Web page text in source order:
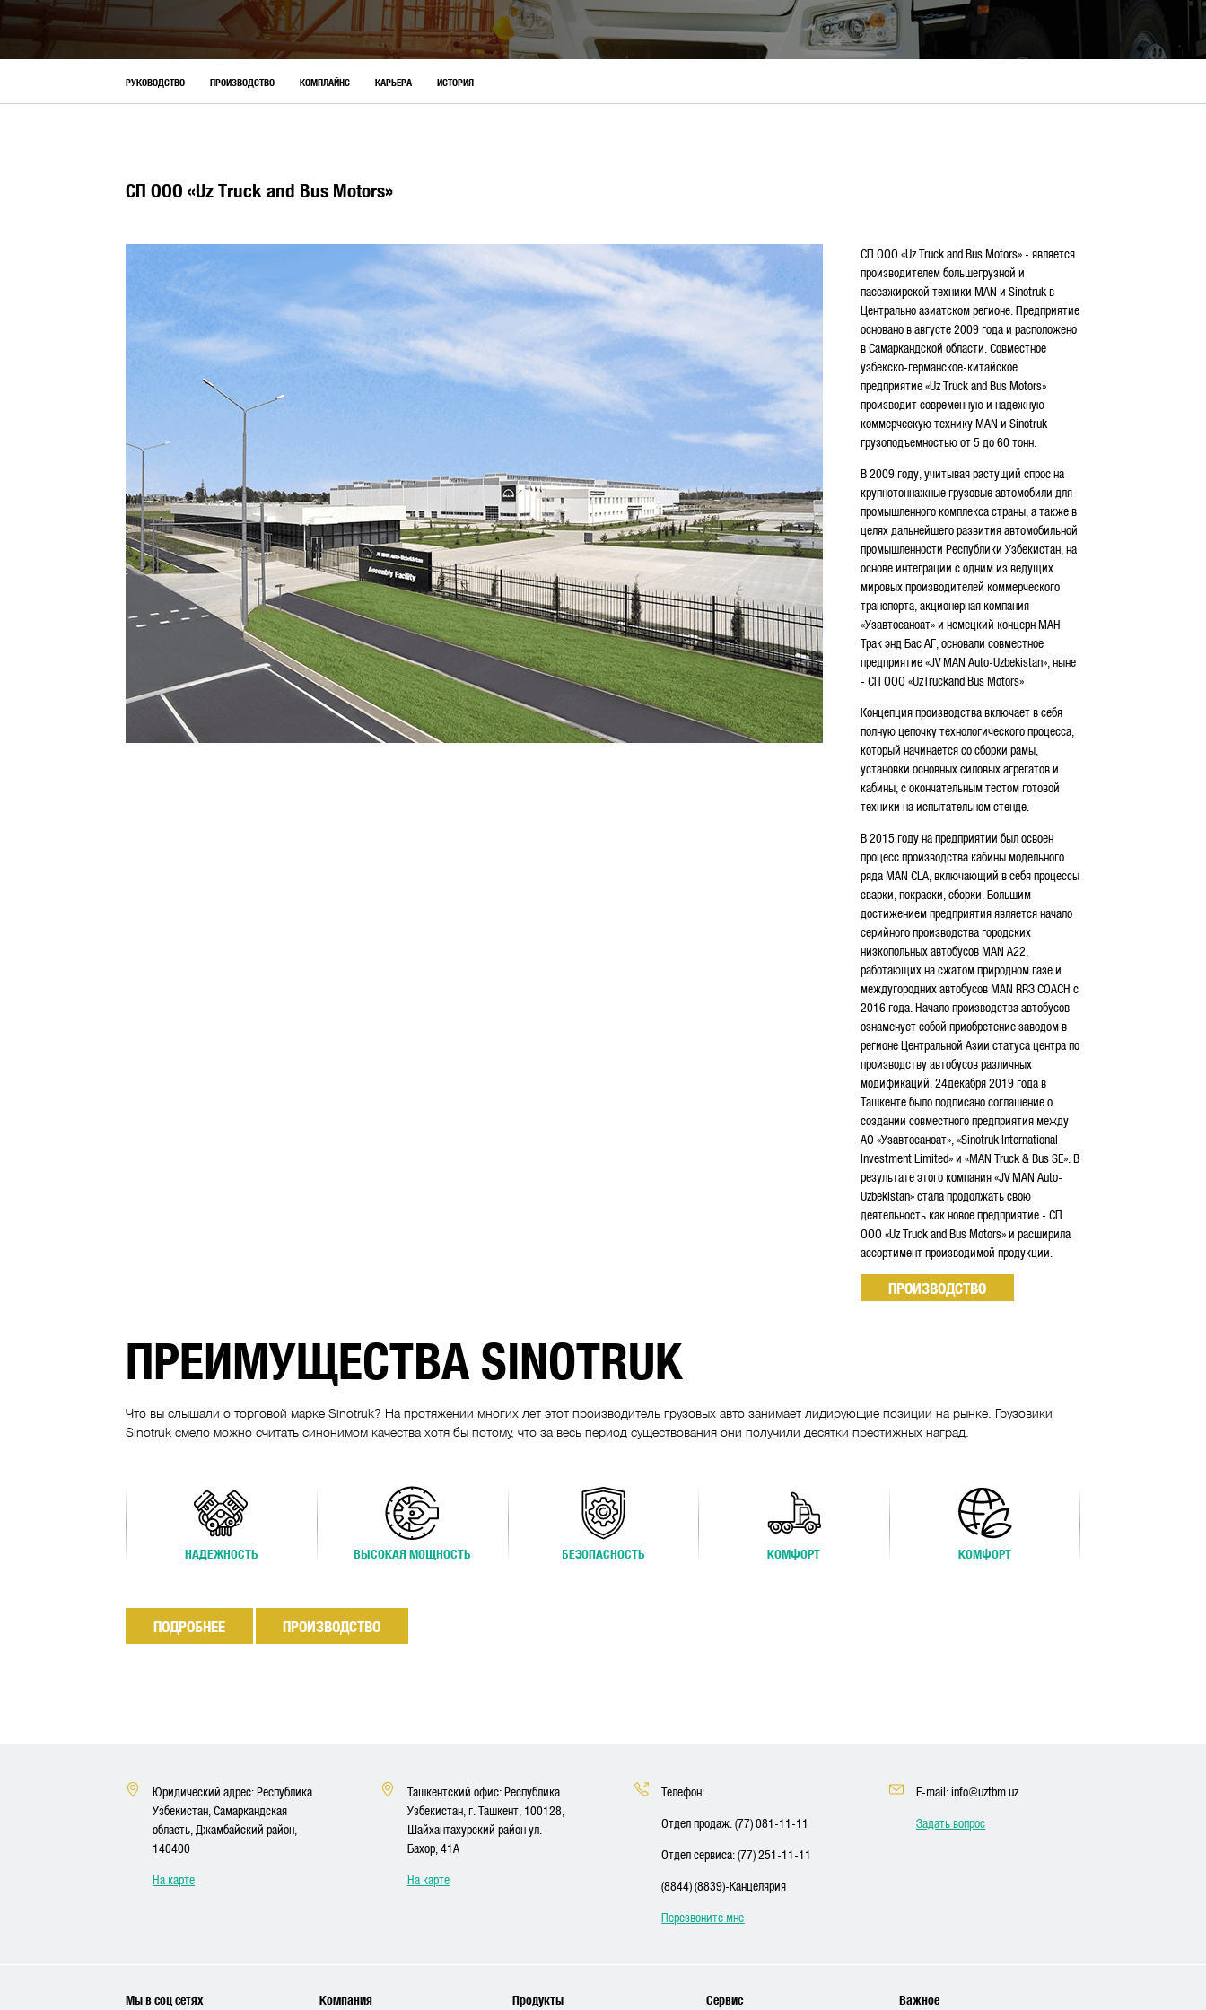
РУКОВОДСТВО ПРОИЗВОДСТВО КОМПЛАЙНС КАРЬЕРА ИСТОРИЯ
СП ООО «Uz Truck and Bus Motors»
СП ООО «Uz Truck and Bus Motors» - является
производителем большегрузной и
пассажирской техники MAN и Sinotruk в
Центрально азиатском регионе. Предприятие
основано в августе 2009 года и расположено
в Самаркандской области. Совместное
узбекско-германское-китайское
предприятие «Uz Truck and Bus Motors»
производит современную и надежную
коммерческую технику MAN и Sinotruk
грузоподъемностью от 5 до 60 тонн.
В 2009 году, учитывая растущий спрос на
крупнотоннажные грузовые автомобили для
промышленного комплекса страны, а также в
целях дальнейшего развития автомобильной
промышленности Республики Узбекистан, на
основе интеграции с одним из ведущих
мировых производителей коммерческого
транспорта, акционерная компания
«Узавтосаноат» и немецкий концерн МАН
Трак энд Бас АГ, основали совместное
предприятие «JV MAN Auto-Uzbekistan», ныне
- СП ООО «UzTruckand Bus Motors»
Концепция производства включает в себя
полную цепочку технологического процесса,
который начинается со сборки рамы,
установки основных силовых агрегатов и
кабины, с окончательным тестом готовой
техники на испытательном стенде.
В 2015 году на предприятии был освоен
процесс производства кабины модельного
ряда MAN CLA, включающий в себя процессы
сварки, покраски, сборки. Большим
достижением предприятия является начало
серийного производства городских
низкопольных автобусов MAN А22,
работающих на сжатом природном газе и
междугородних автобусов MAN RRЗ СОАСН с
2016 года. Начало производства автобусов
ознаменует собой приобретение заводом в
регионе Центральной Азии статуса центра по
производству автобусов различных
модификаций. 24декабря 2019 года в
Ташкенте было подписано соглашение о
создании совместного предприятия между
АО «Узавтосаноат», «Sinotruk lnternational
lnvestment Limited» и «MAN Truck & Bus SE». В
результате этого компания «JV MAN Auto-
Uzbekistan» стала продолжать свою
деятельность как новое предприятие - СП
ООО «Uz Truck and Bus Motors» и расширила
ассортимент производимой продукции.
ПРОИЗВОДСТВО
ПРЕИМУЩЕСТВА SINOTRUK
Что вы слышали о торговой марке Sinotruk? На протяжении многих лет этот производитель грузовых авто занимает лидирующие позиции на рынке. Грузовики
Sinotruk смело можно считать синонимом качества хотя бы потому, что за весь период существования они получили десятки престижных наград.
НАДЕЖНОСТЬ ВЫСОКАЯ МОЩНОСТЬ БЕЗОПАСНОСТЬ КОМФОРТ КОМФОРТ
ПОДРОБНЕЕ ПРОИЗВОДСТВО
Юридический адрес: Республика
Узбекистан, Самаркандская
область, Джамбайский район,
140400
На карте
Ташкентский офис: Республика
Узбекистан, г. Ташкент, 100128,
Шайхантахурский район ул.
Бахор, 41A
На карте
Телефон:
Отдел продаж: (77) 081-11-11
Отдел сервиса: (77) 251-11-11
(8844) (8839)-Канцелярия
Перезвоните мне
E-mail: info@uztbm.uz
Задать вопрос
Мы в соц сетях Компания Продукты Сервис Важное